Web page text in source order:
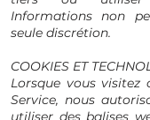
Informations non
seule discrétion.
COOKIES ET
Lorsque vous visitez
Service, nous
utiliser des balises